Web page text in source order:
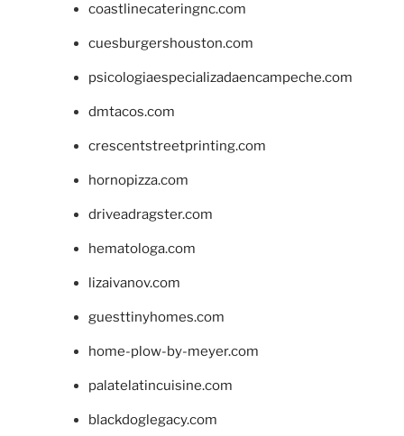
coastlinecateringnc.com
cuesburgershouston.com
psicologiaespecializadaencampeche.com
dmtacos.com
crescentstreetprinting.com
hornopizza.com
driveadragster.com
hematologa.com
lizaivanov.com
guesttinyhomes.com
home-plow-by-meyer.com
palatelatincuisine.com
blackdoglegacy.com